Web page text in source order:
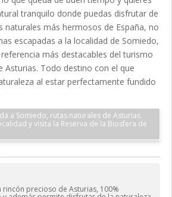
tranquilo donde puedas disfrutar de
naturales más hermosos de España, no
escapadas a la localidad de Somiedo,
más destacables del turismo
Asturias. Todo destino con el que
al estar perfectamente fundido
a Somiedo, rutas naturales de Asturias.
y visita la Reserva de la Biosfera de
rincón precioso de Asturias, 100%